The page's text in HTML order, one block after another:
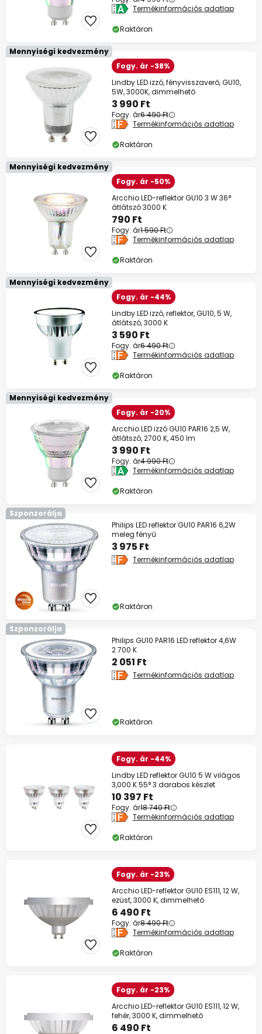
Termékinformációs adatlap
Raktáron
Mennyiségi kedvezmény
Fogy. ár -38%
Lindby LED izzó, fényvisszaverő, GU10,
5W, 3000K, dimmelhető
3 990 Ft
Fogy. ár6 490 Ft
Termékinformációs adatlap
Raktáron
Mennyiségi kedvezmény
Fogy. ár -50%
Arcchio LED-reflektor GU10 3 W 36°
átlátszó 3000 K
790 Ft
Fogy. ár1 590 Ft
Termékinformációs adatlap
Raktáron
Mennyiségi kedvezmény
Fogy. ár -44%
Lindby LED izzó, reflektor, GU10, 5 W,
átlátszó, 3000 K
3 590 Ft
Fogy. ár6 490 Ft
Termékinformációs adatlap
Raktáron
Mennyiségi kedvezmény
Fogy. ár -20%
Arcchio LED izzó GU10 PAR16 2,5 W,
átlátszó, 2700 K, 450 lm
3 990 Ft
Fogy. ár4 990 Ft
Termékinformációs adatlap
Raktáron
Szponzorálja
Philips LED reflektor GU10 PAR16 6,2W
meleg fényű
3 975 Ft
Termékinformációs adatlap
Raktáron
Szponzorálja
Philips GU10 PAR16 LED reflektor 4,6W
2 700 K
2 051 Ft
Termékinformációs adatlap
Raktáron
Fogy. ár -44%
Lindby LED reflektor GU10 5 W világos
3,000 K 55° 3 darabos készlet
10 397 Ft
Fogy. ár18 740 Ft
Termékinformációs adatlap
Raktáron
Fogy. ár -23%
Arcchio LED-reflektor GU10 ES111, 12 W,
ezüst, 3000 K, dimmelhető
6 490 Ft
Fogy. ár8 490 Ft
Termékinformációs adatlap
Raktáron
Fogy. ár -23%
Arcchio LED-reflektor GU10 ES111, 12 W,
fehér, 3000 K, dimmelhető
6 490 Ft